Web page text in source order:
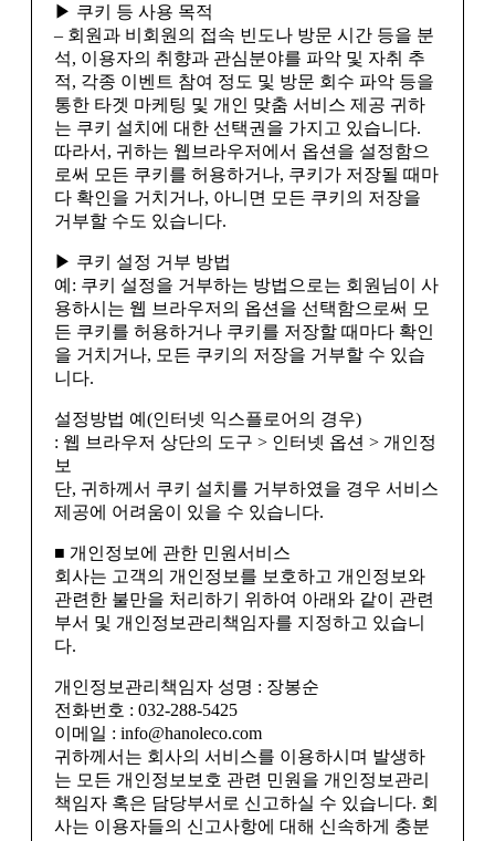
▶ 쿠키 등 사용 목적
– 회원과 비회원의 접속 빈도나 방문 시간 등을 분
석, 이용자의 취향과 관심분야를 파악 및 자취 추
적, 각종 이벤트 참여 정도 및 방문 회수 파악 등을
통한 타겟 마케팅 및 개인 맞춤 서비스 제공 귀하
는 쿠키 설치에 대한 선택권을 가지고 있습니다.
따라서, 귀하는 웹브라우저에서 옵션을 설정함으
로써 모든 쿠키를 허용하거나, 쿠키가 저장될 때마
다 확인을 거치거나, 아니면 모든 쿠키의 저장을
거부할 수도 있습니다.
▶ 쿠키 설정 거부 방법
예: 쿠키 설정을 거부하는 방법으로는 회원님이 사
용하시는 웹 브라우저의 옵션을 선택함으로써 모
든 쿠키를 허용하거나 쿠키를 저장할 때마다 확인
을 거치거나, 모든 쿠키의 저장을 거부할 수 있습
니다.
설정방법 예(인터넷 익스플로어의 경우)
: 웹 브라우저 상단의 도구 > 인터넷 옵션 > 개인정
보
단, 귀하께서 쿠키 설치를 거부하였을 경우 서비스
제공에 어려움이 있을 수 있습니다.
■ 개인정보에 관한 민원서비스
회사는 고객의 개인정보를 보호하고 개인정보와
관련한 불만을 처리하기 위하여 아래와 같이 관련
부서 및 개인정보관리책임자를 지정하고 있습니
다.
개인정보관리책임자 성명 : 장봉순
전화번호 : 032-288-5425
이메일 : info@hanoleco.com
귀하께서는 회사의 서비스를 이용하시며 발생하
는 모든 개인정보보호 관련 민원을 개인정보관리
책임자 혹은 담당부서로 신고하실 수 있습니다. 회
사는 이용자들의 신고사항에 대해 신속하게 충분